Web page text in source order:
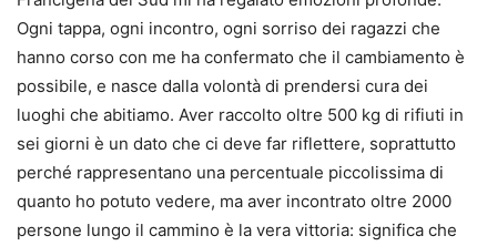
Ogni tappa, ogni incontro, ogni sorriso dei ragazzi che
hanno corso con me ha confermato che il cambiamento è
possibile, e nasce dalla volontà di prendersi cura dei
luoghi che abitiamo. Aver raccolto oltre 500 kg di rifiuti in
sei giorni è un dato che ci deve far riflettere, soprattutto
perché rappresentano una percentuale piccolissima di
quanto ho potuto vedere, ma aver incontrato oltre 2000
persone lungo il cammino è la vera vittoria: significa che